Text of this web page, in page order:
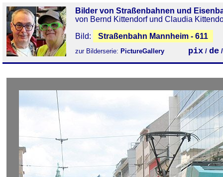
Bilder von Straßenbahnen und
von Bernd Kittendorf und Claudia
Bild:
Straßenbahn Mannheim - 611
zur Bilderserie: PictureGallery pix / de